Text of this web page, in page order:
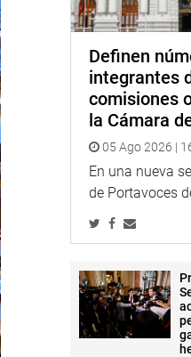
Definen
integrantes
comisiones
la Cámara
05 Ago 2026 |
En una nueva
de Portavoces